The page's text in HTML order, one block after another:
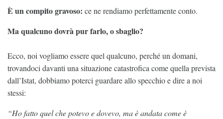
È un compito gravoso: ce ne rendiamo perfettamente conto.
Ma qualcuno dovrà pur farlo, o sbaglio?
Ecco, noi vogliamo essere quel qualcuno, perché un domani,
trovandoci davanti una situazione catastrofica come quella prevista
dall’Istat, dobbiamo poterci guardare allo specchio e dire a noi
stessi:
“Ho fatto quel che potevo e dovevo, ma è andata come è